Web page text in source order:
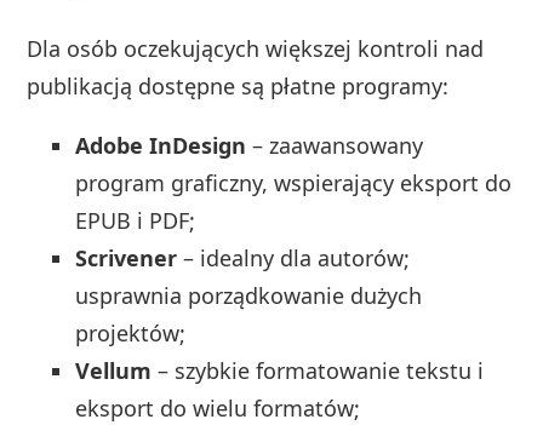
Dla osób oczekujących większej kontroli nad
publikacją dostępne są płatne programy:
Adobe InDesign – zaawansowany
program graficzny, wspierający eksport do
EPUB i PDF;
Scrivener – idealny dla autorów;
usprawnia porządkowanie dużych
projektów;
Vellum – szybkie formatowanie tekstu i
eksport do wielu formatów;